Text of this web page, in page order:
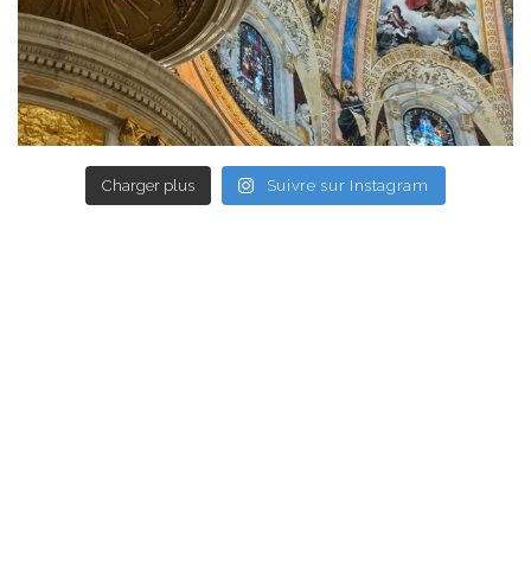
Charger plus Suivre sur Instagram